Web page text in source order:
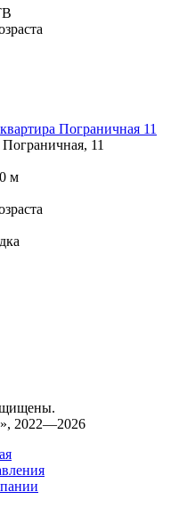
Пограничная 11
11
м
2022—2026